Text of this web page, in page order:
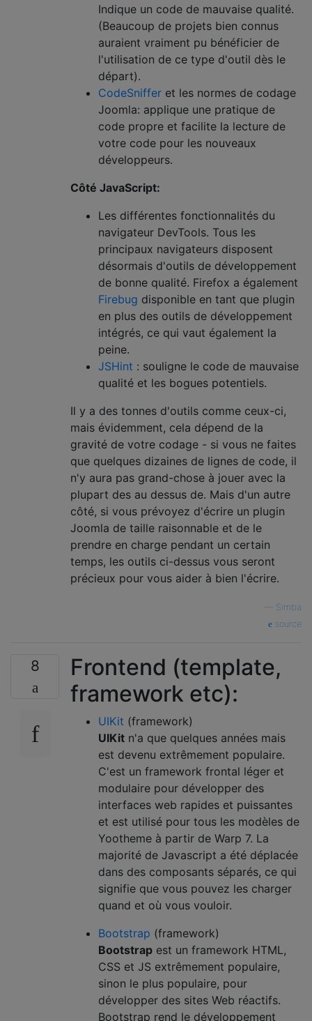
Indique un code de mauvaise qualité.
(Beaucoup de projets bien connus
auraient vraiment pu bénéficier de
l'utilisation de ce type d'outil dès le
départ).
CodeSniffer et les normes de codage
Joomla: applique une pratique de
code propre et facilite la lecture de
votre code pour les nouveaux
développeurs.
Côté JavaScript:
Les différentes fonctionnalités du
navigateur DevTools. Tous les
principaux navigateurs disposent
désormais d'outils de développement
de bonne qualité. Firefox a également
Firebug disponible en tant que plugin
en plus des outils de développement
intégrés, ce qui vaut également la
peine.
JSHint : souligne le code de mauvaise
qualité et les bogues potentiels.
Il y a des tonnes d'outils comme ceux-ci,
mais évidemment, cela dépend de la
gravité de votre codage - si vous ne faites
que quelques dizaines de lignes de code, il
n'y aura pas grand-chose à jouer avec la
plupart des au dessus de. Mais d'un autre
côté, si vous prévoyez d'écrire un plugin
Joomla de taille raisonnable et de le
prendre en charge pendant un certain
temps, les outils ci-dessus vous seront
précieux pour vous aider à bien l'écrire.
Simba
source
8
Frontend (template,
framework etc):
UIKit (framework)
UIKit n'a que quelques années mais
est devenu extrêmement populaire.
C'est un framework frontal léger et
modulaire pour développer des
interfaces web rapides et puissantes
et est utilisé pour tous les modèles de
Yootheme à partir de Warp 7. La
majorité de Javascript a été déplacée
dans des composants séparés, ce qui
signifie que vous pouvez les charger
quand et où vous vouloir.
Bootstrap (framework)
Bootstrap est un framework HTML,
CSS et JS extrêmement populaire,
sinon le plus populaire, pour
développer des sites Web réactifs.
Bootstrap rend le développement